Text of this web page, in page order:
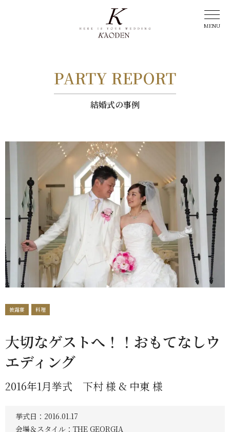
PARTY REPORT
結婚式の事例
披露宴 料理
大切なゲストへ！！おもてなしウ
エディング
2016年1月挙式 下村 様 & 中東 様
挙式日：2016.01.17
会場＆スタイル：THE GEORGIA